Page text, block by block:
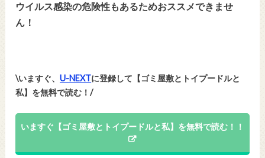
ウイルス感染の危険性もあるためおススメできませ
ん！
\いますぐ、U-NEXTに登録して【ゴミ屋敷とトイプードルと
私】を無料で読む！/
いますぐ【ゴミ屋敷とトイプードルと私】を無料で読む！！